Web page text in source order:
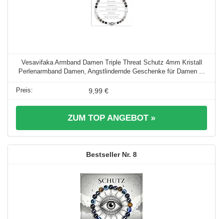
Vesavifaka Armband Damen Triple Threat Schutz 4mm Kristall
Perlenarmband Damen, Angstlindernde Geschenke für Damen ...
9,99 €
ZUM TOP ANGEBOT »
8